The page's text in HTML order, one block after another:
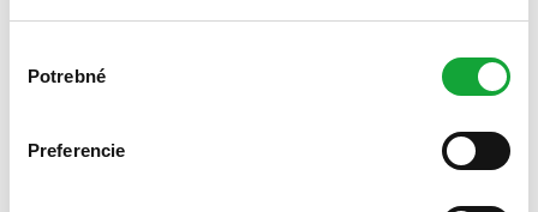
súhlasu
Potrebné
Preferencie